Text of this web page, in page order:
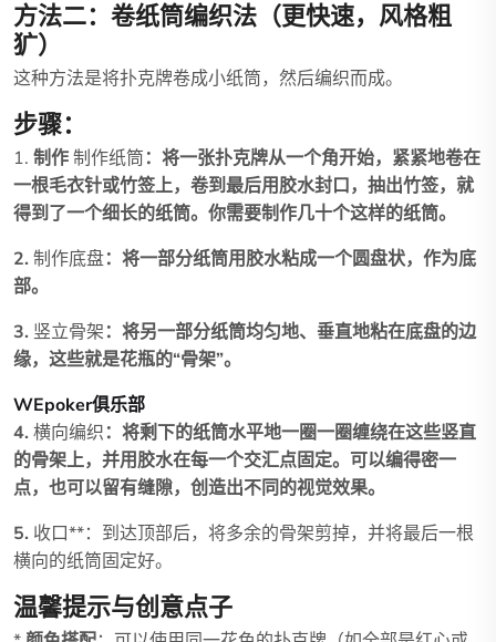
方法二：卷纸筒编织法（更快速，风格粗
犷）
这种方法是将扑克牌卷成小纸筒，然后编织而成。
步骤：
1. 制作制作纸筒：将一张扑克牌从一个角开始，紧紧地卷在
一根毛衣针或竹签上，卷到最后用胶水封口，抽出竹签，就
得到了一个细长的纸筒。你需要制作几十个这样的纸筒。
2. 制作底盘：将一部分纸筒用胶水粘成一个圆盘状，作为底
部。
3. 竖立骨架：将另一部分纸筒均匀地、垂直地粘在底盘的边
缘，这些就是花瓶的“骨架”。
WEpoker俱乐部
4. 横向编织：将剩下的纸筒水平地一圈一圈缠绕在这些竖直
的骨架上，并用胶水在每一个交汇点固定。可以编得密一
点，也可以留有缝隙，创造出不同的视觉效果。
5. 收口**：到达顶部后，将多余的骨架剪掉，并将最后一根
横向的纸筒固定好。
温馨提示与创意点子